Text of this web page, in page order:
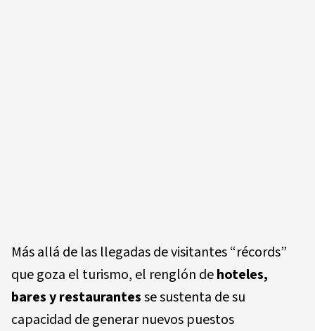
Más allá de las llegadas de visitantes “récords”
que goza el turismo, el renglón dehoteles,
bares y restaurantesse sustenta de su
capacidad de generar nuevos puestos